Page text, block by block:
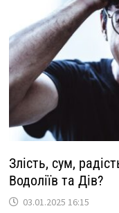
Злість, сум,
Водоліїв та Дів?
03.01.2025 16:15